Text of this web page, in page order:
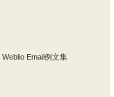
Weblio Email例文集